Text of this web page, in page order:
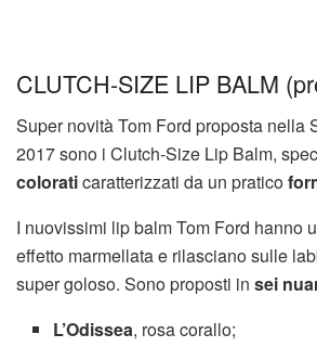
CLUTCH-SIZE LIP BALM
Super novità Tom Ford proposta nella
2017 sono i Clutch-Size Lip Balm,
coloraticaratterizzati da un pratico
I nuovissimi lip balm Tom Ford hanno
effetto marmellata e rilasciano sulle
super goloso. Sono proposti in sei
L’Odissea, rosa corallo;